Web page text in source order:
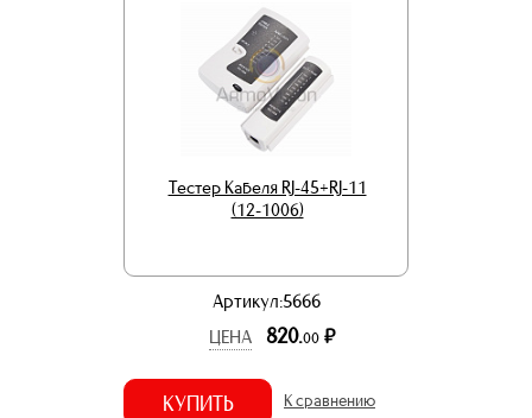
Тестер Кабеля RJ-45+RJ-11
(12-1006)
Артикул:5666
ЦЕНА
820.00 р.
КУПИТЬ К сравнению